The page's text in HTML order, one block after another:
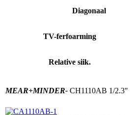
Diagonaal
TV-ferfoarming
Relative siik.
MEAR+MINDER- CH1110AB 1/2.3"